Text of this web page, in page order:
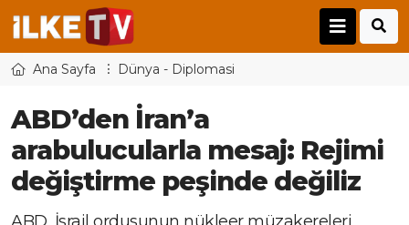
Ana Sayfa Dünya - Diplomasi
ABD’den İran’a
arabulucularla mesaj: Rejimi
değiştirme peşinde değiliz